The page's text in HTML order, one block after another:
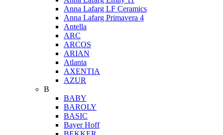
Anna Lafarg LF Ceramics
Anna Lafarg Primavera 4
Antella
ARC
ARCOS
ARIAN
Atlanta
AXENTIA
AZUR
B
BABY
BAROLY
BASIC
Bayer Hoff